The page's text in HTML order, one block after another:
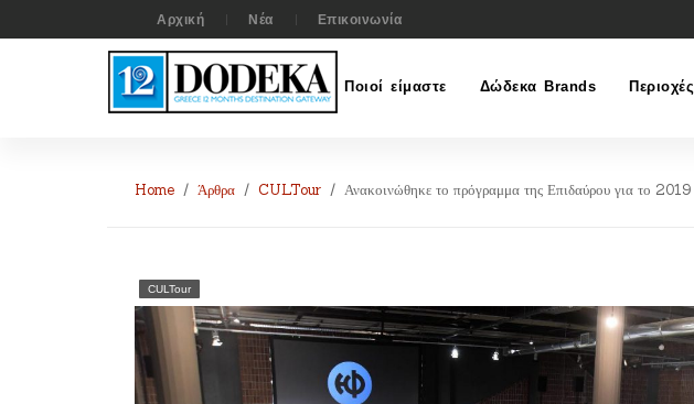
Αρχική Νέα Επικοινωνία
Ποιοί είμαστε Δώδεκα Brands Περιοχές
Home Άρθρα CULTour Ανακοινώθηκε το πρόγραμμα της Επιδαύρου για το 2019
CULTour